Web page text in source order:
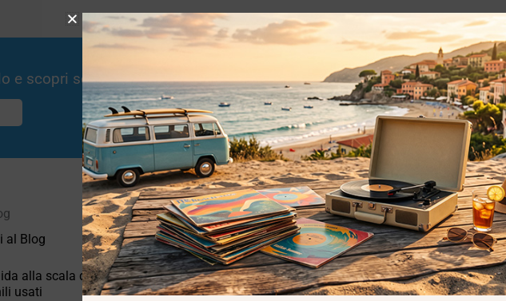
e scopri se potremmo essere interessati!
al Blog
alla scala di valutazione dei
usati
Privacy
Privacy Policy
Cookie Policy (UE)